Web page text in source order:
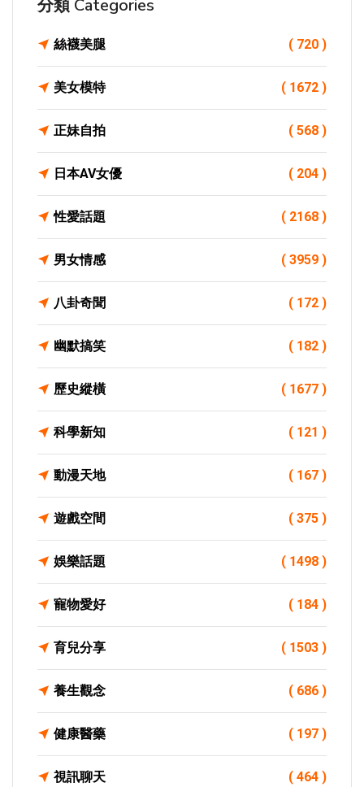
分類 Categories
絲襪美腿 ( 720 )
美女模特 ( 1672 )
正妹自拍 ( 568 )
日本AV女優 ( 204 )
性愛話題 ( 2168 )
男女情感 ( 3959 )
八卦奇聞 ( 172 )
幽默搞笑 ( 182 )
歷史縱橫 ( 1677 )
科學新知 ( 121 )
動漫天地 ( 167 )
遊戲空間 ( 375 )
娛樂話題 ( 1498 )
寵物愛好 ( 184 )
育兒分享 ( 1503 )
養生觀念 ( 686 )
健康醫藥 ( 197 )
視訊聊天 ( 464 )